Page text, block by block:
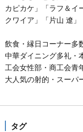
カピカケ」「ラフ＆イ
クワイア」「片山 遼」
飲食・縁日コーナー多
中華ダイニング多礼・
工会女性部・商工会青
大人気の射的・スーパ
タグ